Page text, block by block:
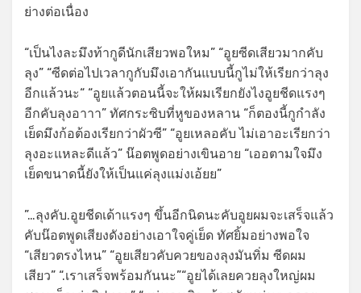
ย่างต่อเนื่อง
“เป็นไงละมึงท้ากูดีนักเสียวพอใหม” “อูยซีดเสียวมากคับ
ลุง” “ซีดต่อไปเวลากูกับมึงเอากันแบบนี้กูไม่ให้เรียกว่าลุง
อีกแล้วนะ“ “อูยแล้วตอนนี้จะให้ผมเรียกยังไงอูยชีดแรงๆ
อีกคับลุงอาาา” ทัศกระซิบที่หูของหลาน “ก็ตองนี้กูกำลัง
เย็ดมึงก้อต้องเรียกว่าผัวซี” “อูยเหลอคับ ไม่เอาอะเรียกว่า
ลุงอะแหละดีแล้ว” น๊อตพูดอย่างเขินอาย “เออตามใจมึง
เย็ดขนาดนี้ยังให้เป็นแค่ลุงแม่งเอ้ยย”
”…ลุงคับ.อูยชีดเด้าแรงๆ ขึ้นอีกนิดนะคับอูยผมจะเสร็จแล้ว
คับน๊อตพูดเสียงดังอย่างเอาใจคู่เย็ด ทัศยิ้มอย่างพอใจ
“เสียวตรงไหน” “อูยเสียวคับควยของลุงมันทิ่ม ซีดผม
เสียว” “.เราเสร็จพร้อมกันนะ”“อูยได้เลยควยลุงใหญ่ผม